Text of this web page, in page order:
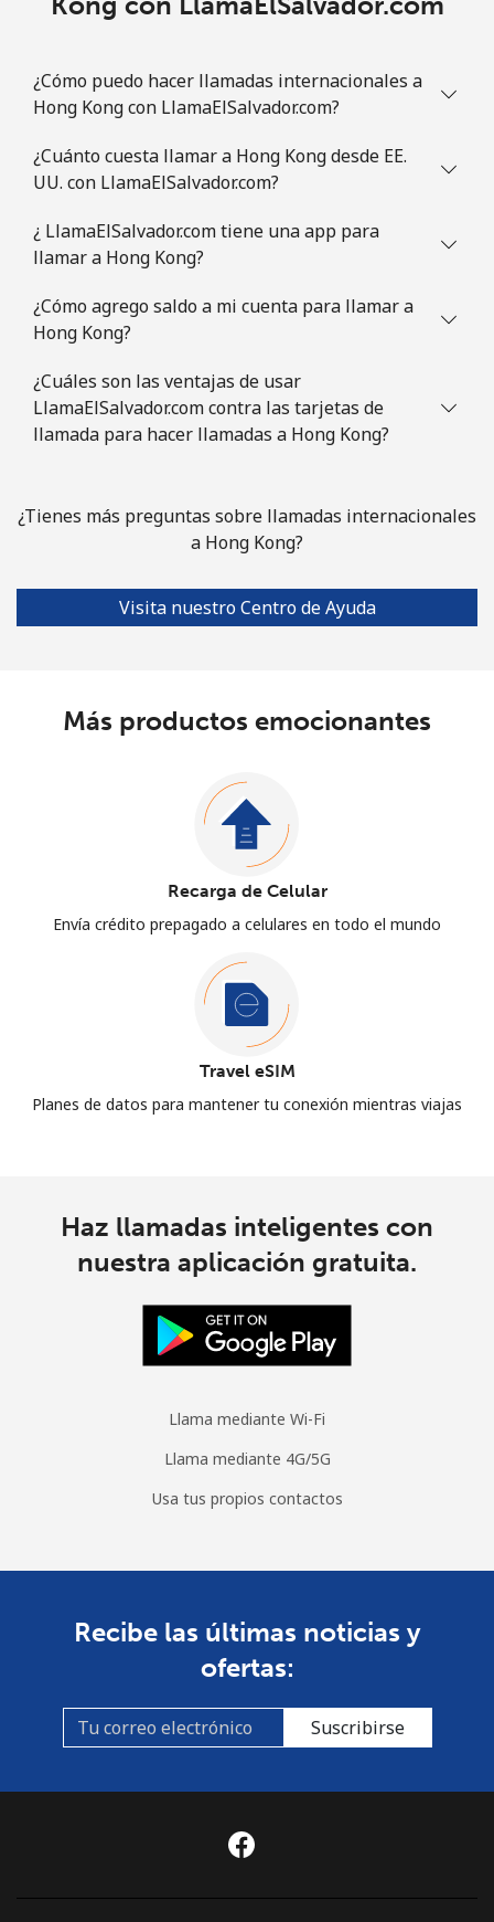
¿Cómo puedo hacer llamadas internacionales a
Hong Kong con LlamaElSalvador.com?
¿Cuánto cuesta llamar a Hong Kong desde EE.
UU. con LlamaElSalvador.com?
¿ LlamaElSalvador.com tiene una app para
llamar a Hong Kong?
¿Cómo agrego saldo a mi cuenta para llamar a
Hong Kong?
¿Cuáles son las ventajas de usar
LlamaElSalvador.com contra las tarjetas de
llamada para hacer llamadas a Hong Kong?
¿Tienes más preguntas sobre llamadas internacionales
a Hong Kong?
Visita nuestro Centro de Ayuda
Más productos emocionantes
Recarga de Celular
Envía crédito prepagado a celulares en todo el mundo
Travel eSIM
Planes de datos para mantener tu conexión mientras viajas
Haz llamadas inteligentes con
nuestra aplicación gratuita.
Llama mediante Wi-Fi
Llama mediante 4G/5G
Usa tus propios contactos
Recibe las últimas noticias y
ofertas:
Suscribirse